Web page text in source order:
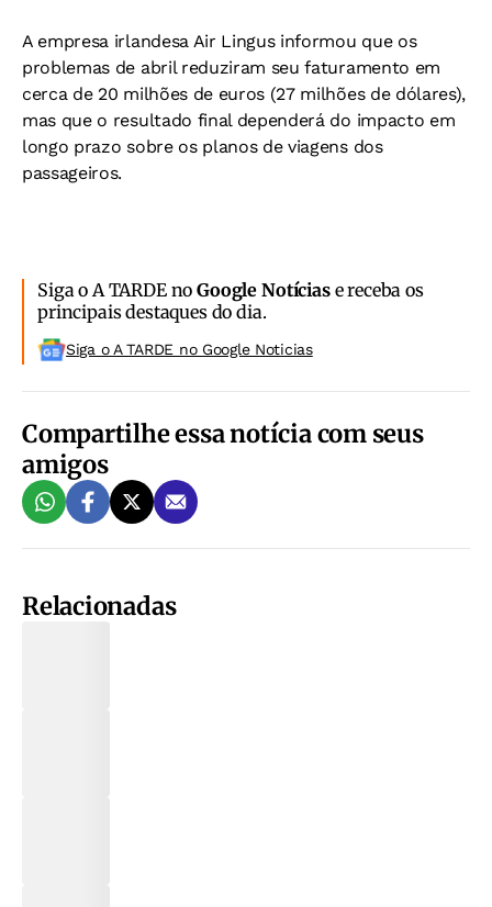
A empresa irlandesa Air Lingus informou que os
problemas de abril reduziram seu faturamento em
cerca de 20 milhões de euros (27 milhões de dólares),
mas que o resultado final dependerá do impacto em
longo prazo sobre os planos de viagens dos
passageiros.
Siga o A TARDE noGoogle Notíciase receba os
principais destaques do dia.
Siga o A TARDE no Google Noticias
Compartilhe essa notícia com seus
amigos
Relacionadas